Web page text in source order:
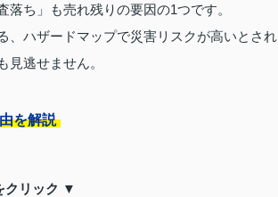
ち」も売れ残りの要因の1つです。
、ハザードマップで災害リスクが高いとされ
逃せません。
を解説
クリック ▼